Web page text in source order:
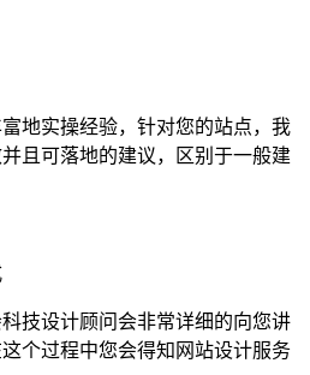
地实操经验，针对您的站点，我
且可落地的建议，区别于一般建
技设计顾问会非常详细的向您讲
个过程中您会得知网站设计服务